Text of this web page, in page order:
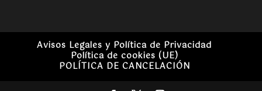
Avisos Legales y Política de Privacidad
Política de cookies (UE)
POLÍTICA DE CANCELACIÓN